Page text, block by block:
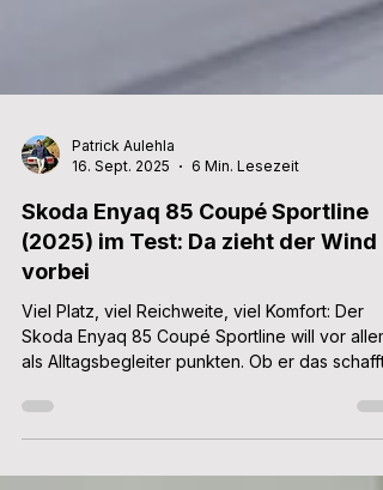
Patrick Aulehla
6 Min. Lesezeit
Skoda Enyaq 85 Coupé Sportline
(2025) im Test: Da zieht der Wind
vorbei
Viel Platz, viel Reichweite, viel Komfort: Der
Skoda Enyaq 85 Coupé Sportline will vor allem
Unser Testbericht zeigt alle Vorteile und
Nachteile des stylischen Elektro-SUVs.